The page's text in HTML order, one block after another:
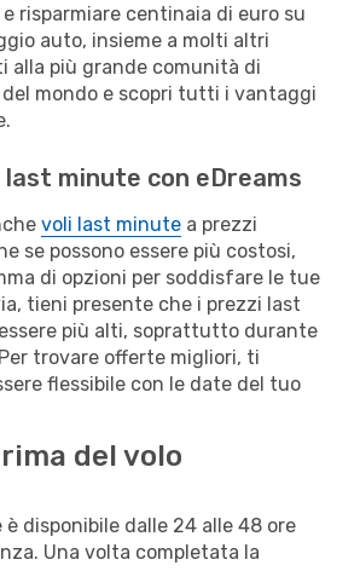
risparmiare centinaia di euro su
auto, insieme a molti altri
alla più grande comunità di
mondo e scopri tutti i vantaggi
minute con eDreams
voli last minute a prezzi
se possono essere più costosi,
di opzioni per soddisfare le tue
tieni presente che i prezzi last
più alti, soprattutto durante
trovare offerte migliori, ti
flessibile con le date del tuo
del volo
disponibile dalle 24 alle 48 ore
Una volta completata la